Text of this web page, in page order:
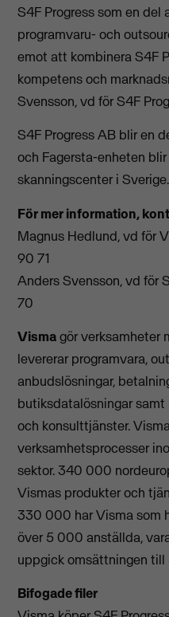
S4F Progress som en del
programvaru- och
emot att kombinera S4F
kompetens och
Svensson, vd för S4F
S4F Progress AB blir en
och Fagersta-enheten
skanningscenter i Sverige.
För mer information,
Magnus Hedlund, vd för
90 71
Anders Svensson, vd för
70
Vismagör verksamheter
levererar programvara,
anbudslösningar,
butiksdatalösningar
och konsulttjänster.
verksamhetsprocesser
sektor. 340 000
Vismas produkter och
330 000 har Visma som
över 5 000 anställda,
uppgick omsättningen till
Bifogade filer